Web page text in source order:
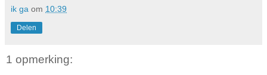
ik ga om 10:39
Delen
1 opmerking: